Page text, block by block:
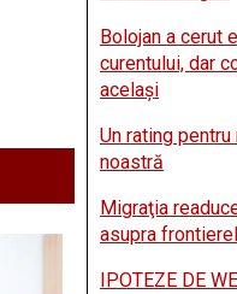
Bolojan a cerut
curentului, dar
acelaşi
Un rating
noastră
Migraţia
asupra
IPOTEZE DE